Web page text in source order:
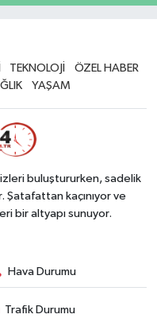
TEKNOLOJİ
ÖZEL HABER
YAŞAM
buluştururken, sadelik
kaçınıyor ve
bir altyapı sunuyor.
Hava Durumu
Trafik Durumu